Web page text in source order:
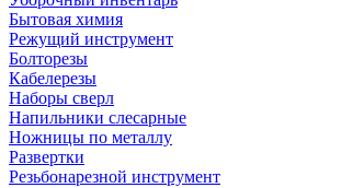
Бытовая химия
Режущий инструмент
Болторезы
Кабелерезы
Наборы сверл
Напильники слесарные
Ножницы по металлу
Развертки
Резьбонарезной инструмент